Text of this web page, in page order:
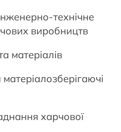
технічне
виробництв
матеріалів
харчової